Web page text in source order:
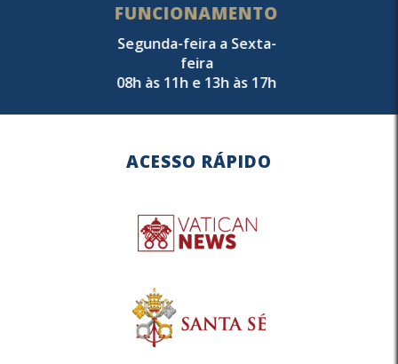
FUNCIONAMENTO
Segunda-feira a Sexta-
feira
08h às 11h e 13h às 17h
ACESSO RÁPIDO